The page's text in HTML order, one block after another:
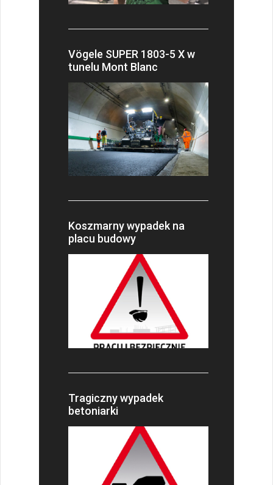
Vögele SUPER 1803-5 X w
tunelu Mont Blanc
Koszmarny wypadek na
placu budowy
Tragiczny wypadek
betoniarki